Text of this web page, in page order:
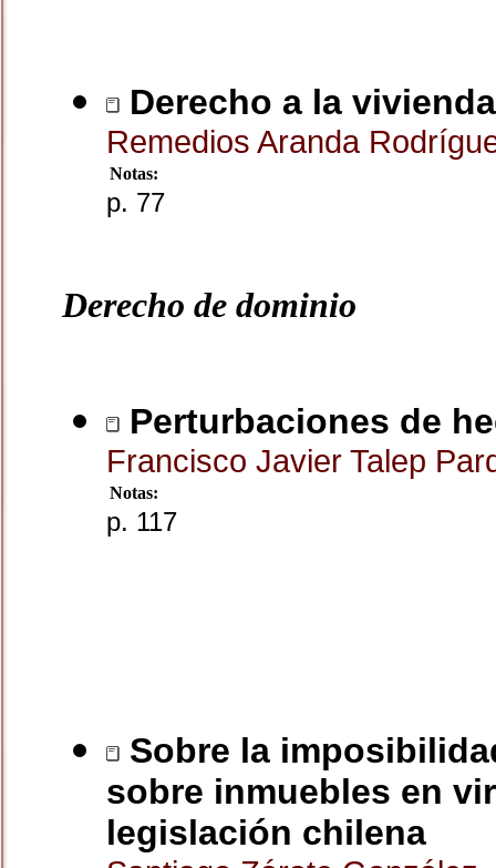
Derecho a la
Remedios Aranda
Notas:
p. 77
Derecho de dominio
Perturbaciones de
Francisco Javier Talep
Notas:
p. 117
Sobre la
sobre inmuebles en
legislación chilena